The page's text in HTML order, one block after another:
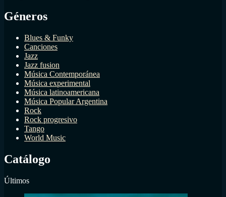
Géneros
Blues & Funky
Canciones
Jazz
Jazz fusion
Música Contemporánea
Música experimental
Música latinoamericana
Música Popular Argentina
Rock
Rock progresivo
Tango
World Music
Catálogo
Últimos